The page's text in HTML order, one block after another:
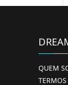
QUEM